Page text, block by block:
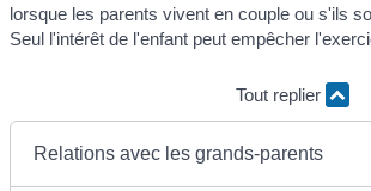
lorsque les parents vivent en couple ou s'ils
Seul l'intérêt de l'enfant peut empêcher
Tout replier
Relations avec les grands-parents